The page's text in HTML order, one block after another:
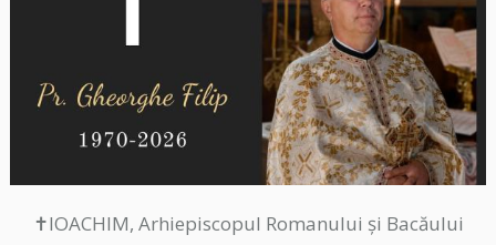
✝IOACHIM, Arhiepiscopul Romanului și Bacăului